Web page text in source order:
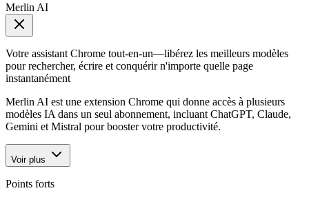
Merlin AI
Votre assistant Chrome tout-en-un—libérez les meilleurs modèles
pour rechercher, écrire et conquérir n'importe quelle page
instantanément
Merlin AI est une extension Chrome qui donne accès à plusieurs
modèles IA dans un seul abonnement, incluant ChatGPT, Claude,
Gemini et Mistral pour booster votre productivité.
Voir plus
Points forts